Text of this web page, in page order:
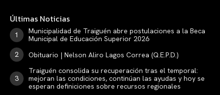
Últimas Noticias
Municipalidad de Traiguén abre postulaciones a la Beca
Municipal de Educación Superior 2026
Obituario | Nelson Aliro Lagos Correa (Q.E.P.D.)
Traiguén consolida su recuperación tras el temporal:
mejoran las condiciones, continúan las ayudas y hoy se
esperan definiciones sobre recursos regionales